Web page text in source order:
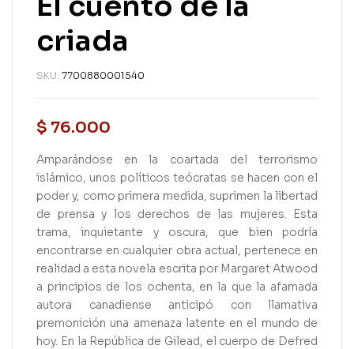
criada
SKU: 7700880001540
$ 76.000
Amparándose en la coartada del terrorismo
islámico, unos políticos teócratas se hacen con el
poder y, como primera medida, suprimen la libertad
de prensa y los derechos de las mujeres. Esta
trama, inquietante y oscura, que bien podría
encontrarse en cualquier obra actual, pertenece en
realidad a esta novela escrita por Margaret Atwood
a principios de los ochenta, en la que la afamada
autora canadiense anticipó con llamativa
premonición una amenaza latente en el mundo de
hoy. En la República de Gilead, el cuerpo de Defred